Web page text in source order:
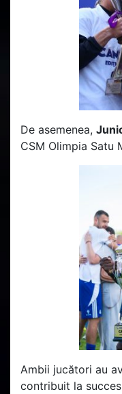
De asemenea,
CSM Olimpia Satu
Ambii jucători au
contribuit la